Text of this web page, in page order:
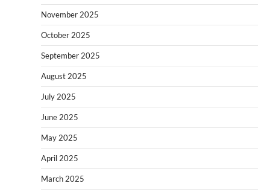
November 2025
October 2025
September 2025
August 2025
July 2025
June 2025
May 2025
April 2025
March 2025